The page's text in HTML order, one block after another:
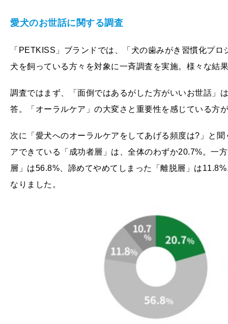
愛犬のお世話に関する調査
「PETKISS」ブランドでは、「犬の歯みがき習慣化プ
犬を飼っている方々を対象に一斉調査を実施。様々な結
調査ではまず、「面倒ではあるがした方がいいお世話」
答。「オーラルケア」の大変さと重要性を感じている方
次に「愛犬へのオーラルケアをしてあげる頻度は?」と
アできている「成功者層」は、全体のわずか20.7%。一
層」は56.8%、諦めてやめてしまった「離脱層」は
なりました。